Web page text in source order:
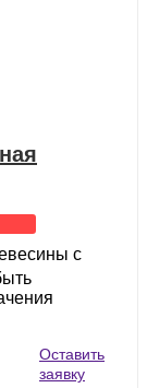
с
Оставить
заявку